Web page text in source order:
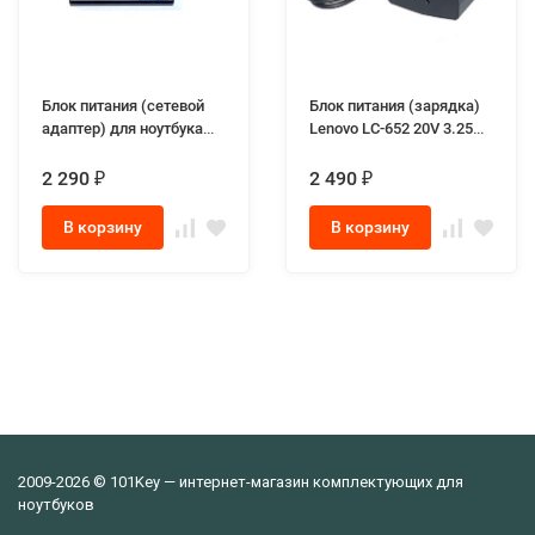
Блок питания (сетевой
адаптер) для ноутбука
20V 3.25A 65W MINI Type-
2 290 ₽
В корзину
Блок питания (зарядка)
Lenovo LC-652 20V 3.25A
2*Type-c для ноутбуков
2 490 ₽
В корзину
2009-2026 © 101Key — интернет-магазин комплектующих для
ноутбуков